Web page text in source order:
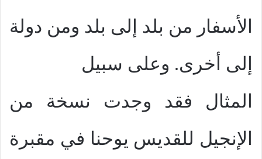
الأسفار من بلد إلى بلد ومن دولة
إلى أخرى. وعلى سبيل
المثال فقد وجدت نسخة من
الإنجيل للقديس يوحنا في مقبرة